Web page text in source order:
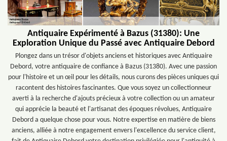
Antiquaire Expérimenté à Bazus (31380): Une
Exploration Unique du Passé avec Antiquaire Debord
Plongez dans un trésor d'objets anciens et historiques avec Antiquaire
Debord, votre antiquaire de confiance à Bazus (31380). Avec une passion
pour l'histoire et un œil pour les détails, nous curons des pièces uniques qui
racontent des histoires fascinantes. Que vous soyez un collectionneur
averti à la recherche d'ajouts précieux à votre collection ou un amateur
qui apprécie la beauté et l'artisanat des époques révolues, Antiquaire
Debord a quelque chose pour vous. Notre expertise en matière de biens
anciens, alliée à notre engagement envers l'excellence du service client,